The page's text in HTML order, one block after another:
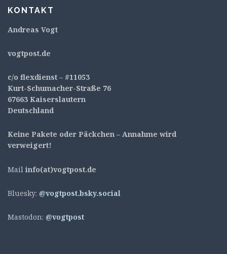
KONTAKT
Andreas Vogt
vogtpost.de
c/o flexdienst – #11053
Kurt-Schumacher-Straße 76
67663 Kaiserslautern
Deutschland
Keine Pakete oder Päckchen – Annahme wird
verweigert!
Mail info(at)vogtpost.de
Bluesky: @vogtpost.bsky.social
Mastodon: @vogtpost